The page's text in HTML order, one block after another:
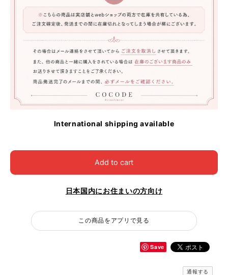
International shipping available
Add to cart
日本国内にお住まいの方向け
この商品をアプリで見る
Save
通報する